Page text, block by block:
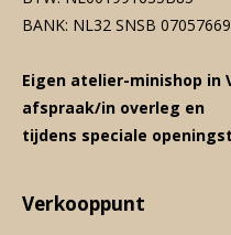
BANK: NL32 SNSB
Eigen atelier-minishop in
afspraak/in overleg en
tijdens speciale
Verkooppunt